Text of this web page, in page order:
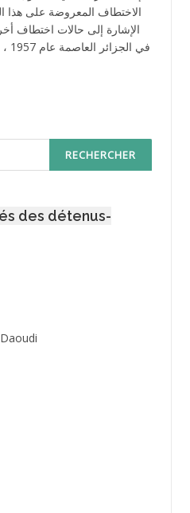
الاختطاف المعروضة على هذا
الإشارة إلى حالات اختطاف
des détenus-